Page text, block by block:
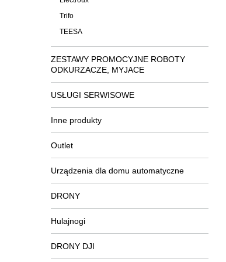
Trifo
TEESA
ZESTAWY PROMOCYJNE ROBOTY
ODKURZACZE, MYJACE
USŁUGI SERWISOWE
Inne produkty
Outlet
Urządzenia dla domu automatyczne
DRONY
Hulajnogi
DRONY DJI